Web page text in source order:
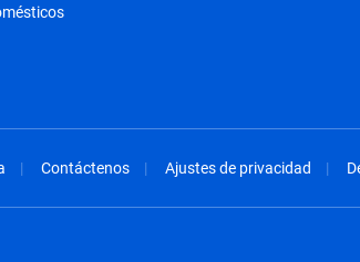
Contáctenos Ajustes de privacidad